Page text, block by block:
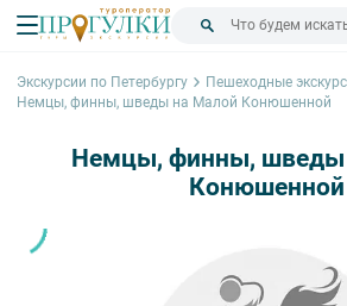
Экскурсии по Петербургу
Пешеходные
Немцы, финны, шведы на Малой Конюшенной
Немцы, финны, шведы
Конюшенной